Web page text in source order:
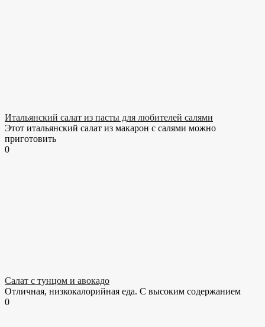
Итальянский салат из пасты для любителей салями
Этот итальянский салат из макарон с салями можно
приготовить
0
Салат с тунцом и авокадо
Отличная, низкокалорийная еда. С высоким содержанием
0